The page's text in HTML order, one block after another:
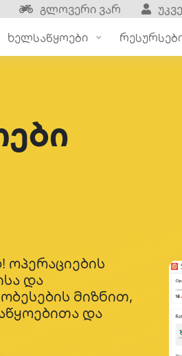
გლოვერი ვარ
ხელსაწყოები
და
მიზნით,
და